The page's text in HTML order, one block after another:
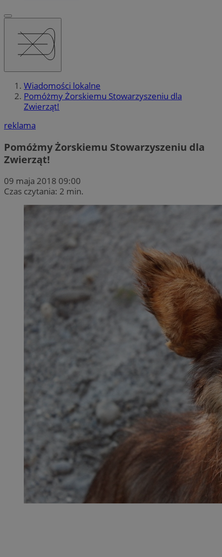
Wiadomości lokalne
Pomóżmy Żorskiemu Stowarzyszeniu dla
Zwierząt!
reklama
Pomóżmy Żorskiemu Stowarzyszeniu dla
Zwierząt!
09 maja 2018 09:00
Czas czytania: 2 min.